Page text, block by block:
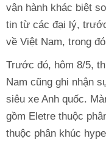
vận hành khác biệt
tin từ các đại lý,
về Việt Nam, trong
Trước đó, hôm 8/5,
Nam cũng ghi nhận
siêu xe Anh quốc.
gồm Eletre thuộc
thuộc phân khúc